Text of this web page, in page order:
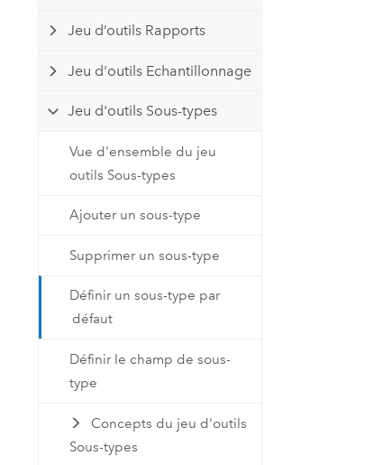
Jeu d’outils Rapports
Jeu d'outils Echantillonnage
Jeu d'outils Sous-types
Vue d'ensemble du jeu
outils Sous-types
Ajouter un sous-type
Supprimer un sous-type
Définir un sous-type par
défaut
Définir le champ de sous-
type
Concepts du jeu d'outils
Sous-types